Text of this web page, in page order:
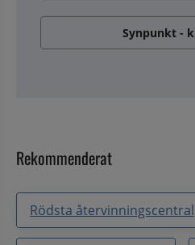
Synpunkt -
Rekommenderat
Rödsta återvinningscentral